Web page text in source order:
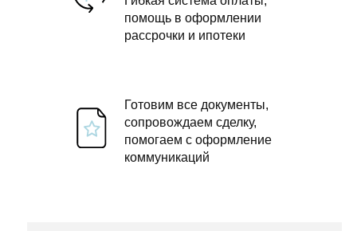
помощь в оформлении
рассрочки и ипотеки
Готовим все документы,
сопровождаем сделку,
помогаем с оформление
коммуникаций